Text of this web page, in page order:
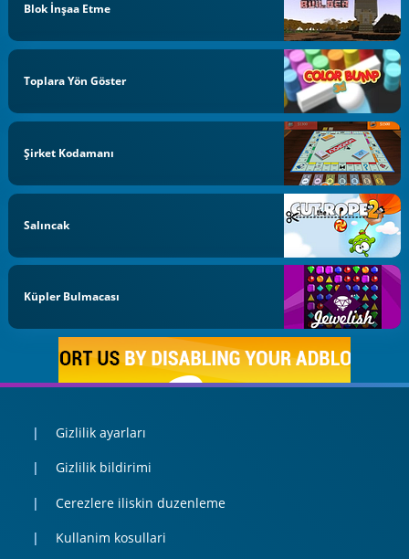
Blok İnşaa Etme
Toplara Yön Göster
Şirket Kodamanı
Salıncak
Küpler Bulmacası
Gizlilik ayarları
Gizlilik bildirimi
Cerezlere iliskin duzenleme
Kullanim kosullari